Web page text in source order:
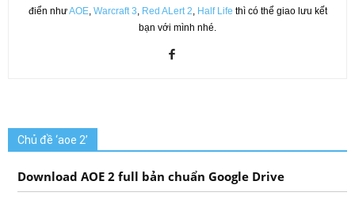
điển nhưAOE, Warcraft 3, Red ALert 2, Half Life thì có thể giao lưu kết
bạn với mình nhé.
Chủ đề ‘aoe 2’
Download AOE 2 full bản chuẩn Google Drive